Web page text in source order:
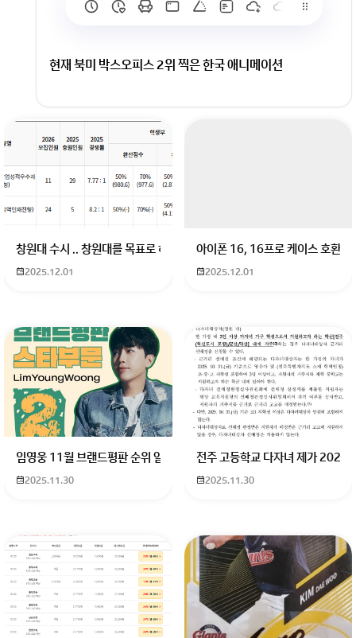
현재 북미 박스오피스 2위 찍은 한국 애니메이션
회원가입 혹은 광고 [X]를 누르면 내용이 보입니다
창원대 수시 .. 창원대를 목표로 하고 있는 09년생입니다 지금 제 내신이 5
2025.12.01
아이폰 16, 16프로 케이스 호환
2025.12.01
임영웅 11월 브랜드평판 순위 알고싶어요 임영웅 11월 브랜드평판에서
2025.11.30
전주 고등학교 다자녀 제가 2027
2025.11.30